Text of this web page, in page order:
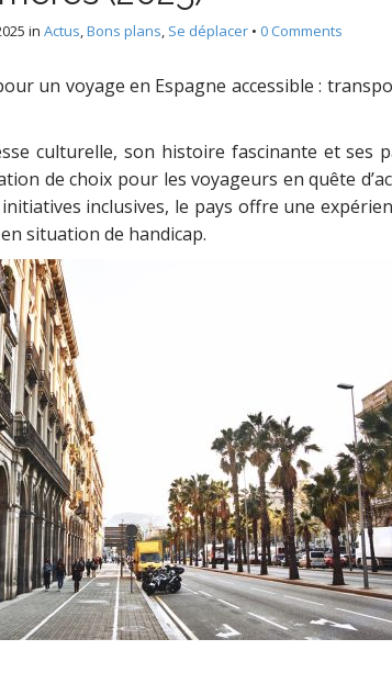
in Actus,Bons plans, Se déplacer • 0 Comments
un voyage en Espagne accessible :
culturelle, son histoire fascinante et ses
de choix pour les voyageurs en quête
inclusives, le pays offre une
situation de handicap.